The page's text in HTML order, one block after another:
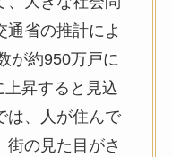
通省の推計によ
が約950万戸に
昇すると見込
は、人が住んで
街の見た目がさ